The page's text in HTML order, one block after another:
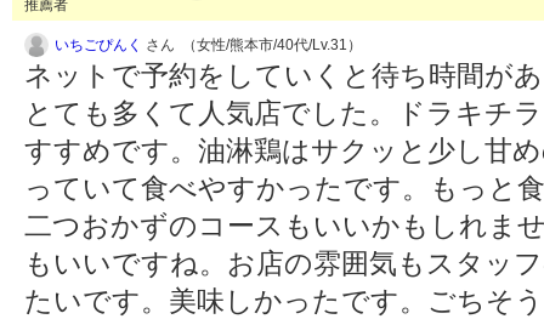
推薦者
いちごぴんく さん （女性/熊本市/40代/Lv.31）
ネットで予約をしていくと待ち時間が
とても多くて人気店でした。ドラキチ
すすめです。油淋鶏はサクッと少し甘
っていて食べやすかったです。もっと
二つおかずのコースもいいかもしれま
もいいですね。お店の雰囲気もスタッ
たいです。美味しかったです。ごちそ